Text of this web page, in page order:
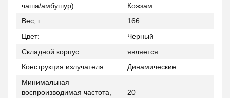
чаша/амбушур):
Кожзам
Вес, г:
166
Цвет:
Черный
Складной корпус:
является
Конструкция излучателя:
Динамические
Минимальная
воспроизводимая частота,
20